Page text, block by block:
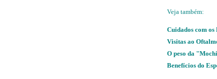
Veja também:
Cuidados com os
Visitas ao
O peso da
Benefícios do